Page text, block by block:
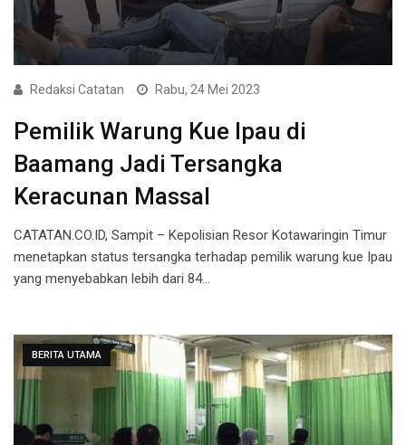
Redaksi Catatan Rabu, 24 Mei 2023
Pemilik Warung Kue Ipau di
Baamang Jadi Tersangka
Keracunan Massal
CATATAN.CO.ID, Sampit – Kepolisian Resor Kotawaringin Timur
menetapkan status tersangka terhadap pemilik warung kue Ipau
yang menyebabkan lebih dari 84…
BERITA UTAMA